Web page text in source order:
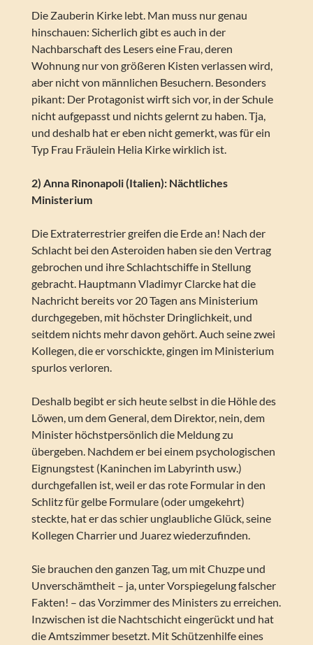
Die Zauberin Kirke lebt. Man muss nur genau
hinschauen: Sicherlich gibt es auch in der
Nachbarschaft des Lesers eine Frau, deren
Wohnung nur von größeren Kisten verlassen wird,
aber nicht von männlichen Besuchern. Besonders
pikant: Der Protagonist wirft sich vor, in der Schule
nicht aufgepasst und nichts gelernt zu haben. Tja,
und deshalb hat er eben nicht gemerkt, was für ein
Typ Frau Fräulein Helia Kirke wirklich ist.
2) Anna Rinonapoli (Italien): Nächtliches
Ministerium
Die Extraterrestrier greifen die Erde an! Nach der
Schlacht bei den Asteroiden haben sie den Vertrag
gebrochen und ihre Schlachtschiffe in Stellung
gebracht. Hauptmann Vladimyr Clarcke hat die
Nachricht bereits vor 20 Tagen ans Ministerium
durchgegeben, mit höchster Dringlichkeit, und
seitdem nichts mehr davon gehört. Auch seine zwei
Kollegen, die er vorschickte, gingen im Ministerium
spurlos verloren.
Deshalb begibt er sich heute selbst in die Höhle des
Löwen, um dem General, dem Direktor, nein, dem
Minister höchstpersönlich die Meldung zu
übergeben. Nachdem er bei einem psychologischen
Eignungstest (Kaninchen im Labyrinth usw.)
durchgefallen ist, weil er das rote Formular in den
Schlitz für gelbe Formulare (oder umgekehrt)
steckte, hat er das schier unglaubliche Glück, seine
Kollegen Charrier und Juarez wiederzufinden.
Sie brauchen den ganzen Tag, um mit Chuzpe und
Unverschämtheit – ja, unter Vorspiegelung falscher
Fakten! – das Vorzimmer des Ministers zu erreichen.
Inzwischen ist die Nachtschicht eingerückt und hat
die Amtszimmer besetzt. Mit Schützenhilfe eines